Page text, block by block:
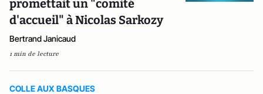
promettait un "comité
d'accueil" à Nicolas Sarkozy
Bertrand Janicaud
1 min de lecture
COLLE AUX BASQUES